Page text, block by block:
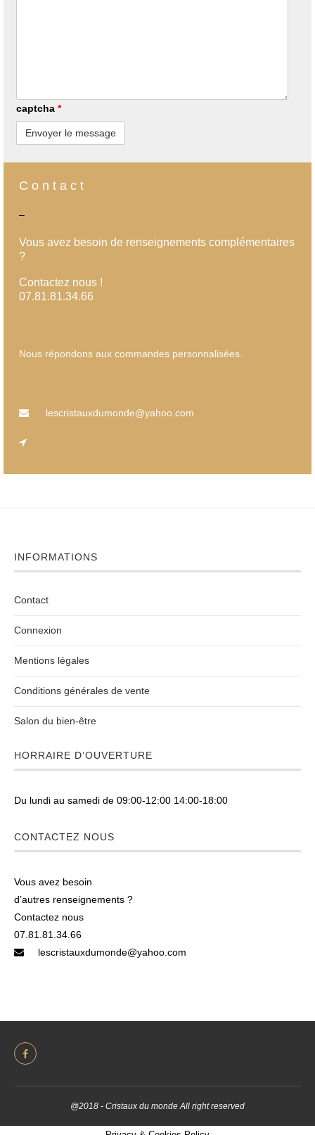
captcha *
C o n t a c t
–
Vous avez besoin de renseignements complémentaires
?
Contactez nous !
07.81.81.34.66
Nous répondons aux commandes personnalisées.
lescristauxdumonde@yahoo.com
INFORMATIONS
Contact
Connexion
Mentions légales
Conditions générales de vente
Salon du bien-être
HORRAIRE D’OUVERTURE
Du lundi au samedi de 09:00-12:00 14:00-18:00
CONTACTEZ NOUS
Vous avez besoin
d’autres renseignements ?
Contactez nous
07.81.81.34.66
lescristauxdumonde@yahoo.com
@2018 - Cristaux du monde All right reserved